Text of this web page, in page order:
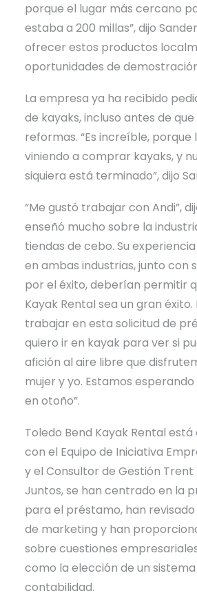
porque el lugar más cercano
estaba a 200 millas”, dijo
ofrecer estos productos
oportunidades de
La empresa ya ha recibido
de kayaks, incluso antes de
reformas. “Es increíble,
viniendo a comprar kayaks, y
siquiera está terminado”, dijo
“Me gustó trabajar con Andi”,
enseñó mucho sobre la
tiendas de cebo. Su
en ambas industrias, junto con
por el éxito, deberían permitir
Kayak Rental sea un gran éxito.
trabajar en esta solicitud de
quiero ir en kayak para ver si
afición al aire libre que
mujer y yo. Estamos
en otoño”.
Toledo Bend Kayak Rental
con el Equipo de Iniciativa
y el Consultor de Gestión Trent
Juntos, se han centrado en la
para el préstamo, han
de marketing y han
sobre cuestiones
como la elección de un
contabilidad.